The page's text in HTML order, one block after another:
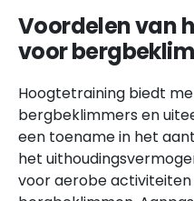
Voordelen van
voor
Hoogtetraining biedt
bergbeklimmers en
een toename in het
het
voor aerobe